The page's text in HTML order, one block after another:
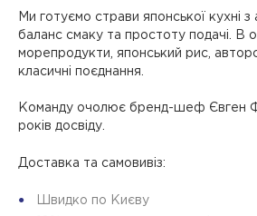
Ми готуємо страви японської кухні з
баланс смаку та простоту подачі. В
морепродукти, японський рис,
класичні поєднання.
Команду очолює бренд-шеф Євген
років досвіду.
Доставка та самовивіз:
Швидко по Києву